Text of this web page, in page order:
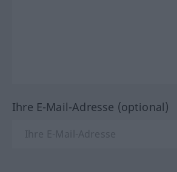
Ihre E-Mail-Adresse (optional)